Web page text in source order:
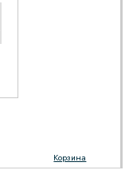
Корзина